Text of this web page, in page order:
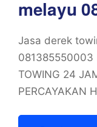
melayu
Jasa derek
081385550003
TOWING 24
PERCAYAKAN